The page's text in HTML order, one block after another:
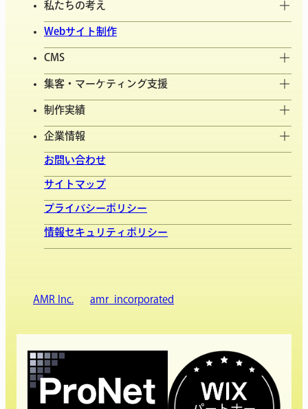
私たちの考え
Webサイト制作
CMS
集客・マーケティング支援
制作実績
企業情報
お問い合わせ
サイトマップ
プライバシーポリシー
情報セキュリティポリシー
AMR Inc. amr_incorporated